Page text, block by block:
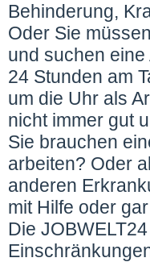
Behinderung,
Oder Sie
und suchen
24 Stunden am
um die Uhr als
nicht immer gut
Sie brauchen
arbeiten? Oder
anderen
mit Hilfe oder
Die